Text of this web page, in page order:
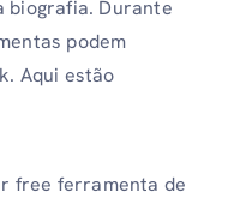
biografia. Durante
podem
Aqui estão
free ferramenta de